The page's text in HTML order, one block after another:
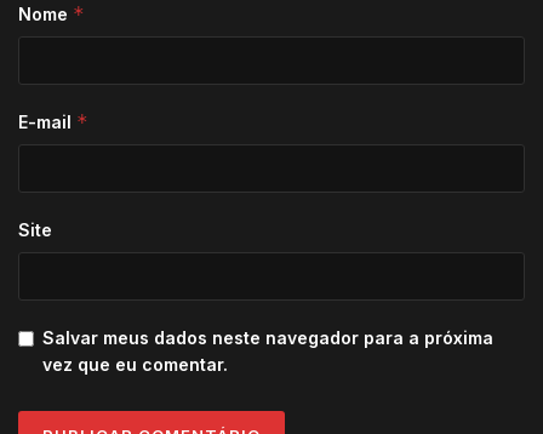
Nome *
E-mail *
Site
Salvar meus dados neste navegador para a próxima
vez que eu comentar.